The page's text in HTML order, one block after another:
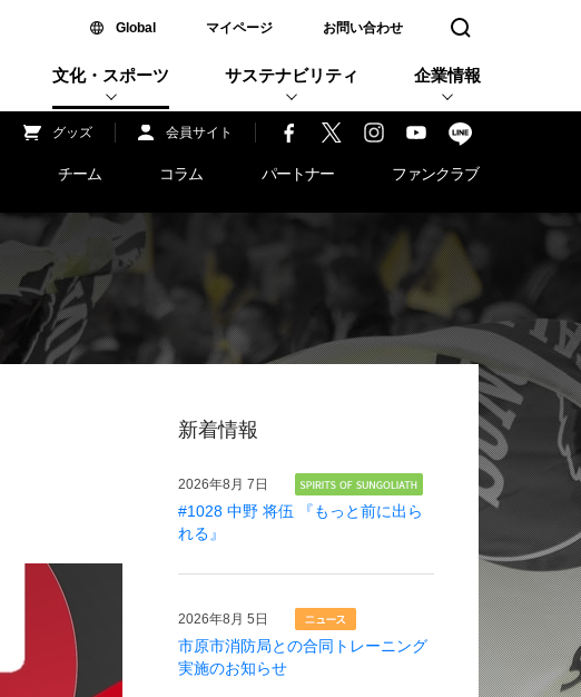
Global新しいウィンドウで開く
マイページ お問い合わせ 検索窓を開く
文化・スポーツ サステナビリティ 企業情報
グッズ 会員サイト
チーム コラム パートナー ファンクラブ
新着情報
2026年8月 7日
#1028 中野 将伍 『もっと前に出ら
れる』
2026年8月 5日
市原市消防局との合同トレーニング
実施のお知らせ